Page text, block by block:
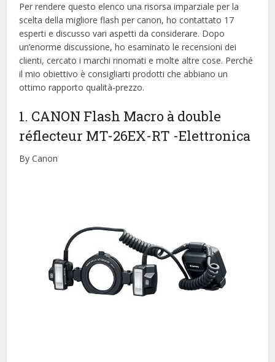
Per rendere questo elenco una risorsa imparziale per la
scelta della migliore flash per canon, ​​ho contattato 17
esperti e discusso vari aspetti da considerare. Dopo
un’enorme discussione, ho esaminato le recensioni dei
clienti, cercato i marchi rinomati e molte altre cose. Perché
il mio obiettivo è consigliarti prodotti che abbiano un
ottimo rapporto qualità-prezzo.
1. CANON Flash Macro à double
réflecteur MT-26EX-RT -Elettronica
By Canon